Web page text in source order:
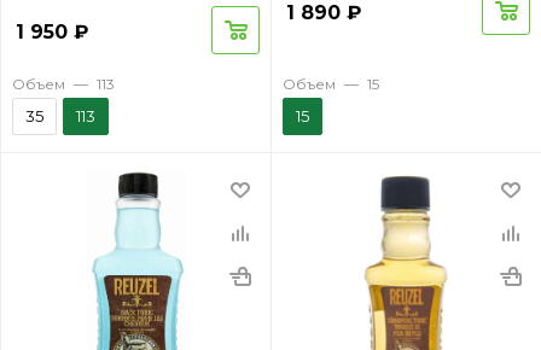
1 950 ₽
Объем — 113
35 113
1 890 ₽
Объем — 15
15